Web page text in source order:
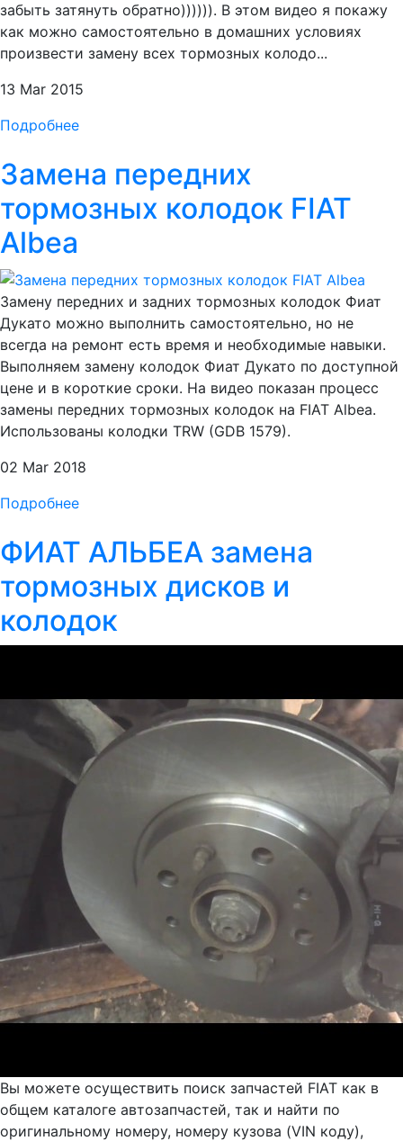
забыть затянуть обратно)))))). В этом видео я покажу
как можно самостоятельно в домашних условиях
произвести замену всех тормозных колодо...
13 Mar 2015
Подробнее
Замена передних
тормозных колодок FIAT
Albea
Замену передних и задних тормозных колодок Фиат
Дукато можно выполнить самостоятельно, но не
всегда на ремонт есть время и необходимые навыки.
Выполняем замену колодок Фиат Дукато по доступной
цене и в короткие сроки. На видео показан процесс
замены передних тормозных колодок на FIAT Albea.
Использованы колодки TRW (GDB 1579).
02 Mar 2018
Подробнее
ФИАТ АЛЬБЕА замена
тормозных дисков и
колодок
Вы можете осуществить поиск запчастей FIAT как в
общем каталоге автозапчастей, так и найти по
оригинальному номеру, номеру кузова (VIN коду),